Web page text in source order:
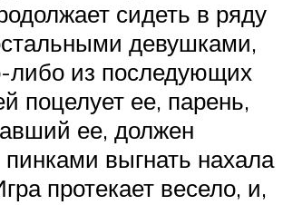
сидеть в ряду
девушками,
либо из последующих
поцелует ее, парень,
ее, должен
пинками выгнать нахала
протекает весело, и,